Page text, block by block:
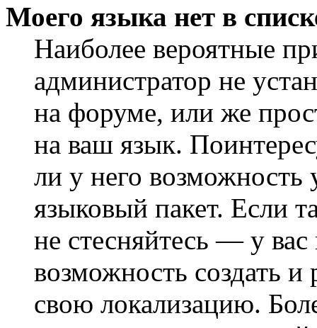
Моего языка нет в
Наиболее вероятные
администратор не
на форуме, или же
на ваш язык.
ли у него
языковый пакет. Если
не стесняйтесь — у вас
возможность создать
свою локализацию.